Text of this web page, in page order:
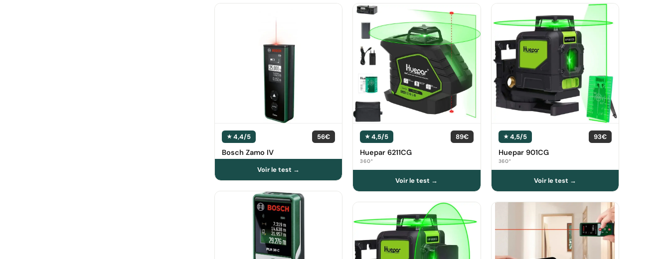
4,4/5 56€
Bosch Zamo IV
4,5/5 89€
Huepar 6211CG
360°
4,5/5 93€
Huepar 901CG
360°